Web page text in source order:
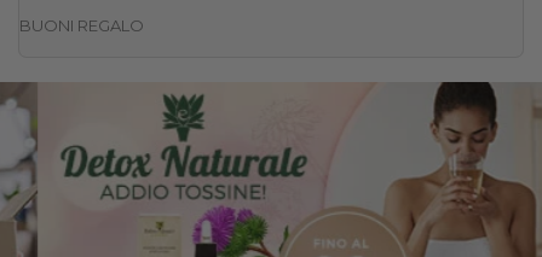
BUONI REGALO